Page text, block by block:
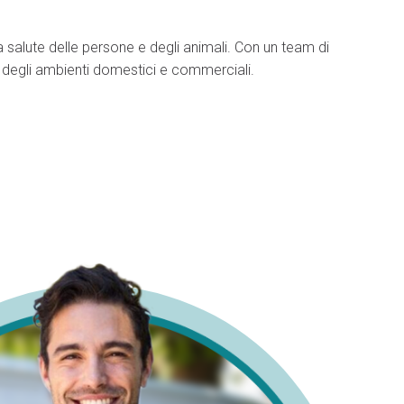
delle persone e degli animali. Con un team di
ambienti domestici e commerciali.